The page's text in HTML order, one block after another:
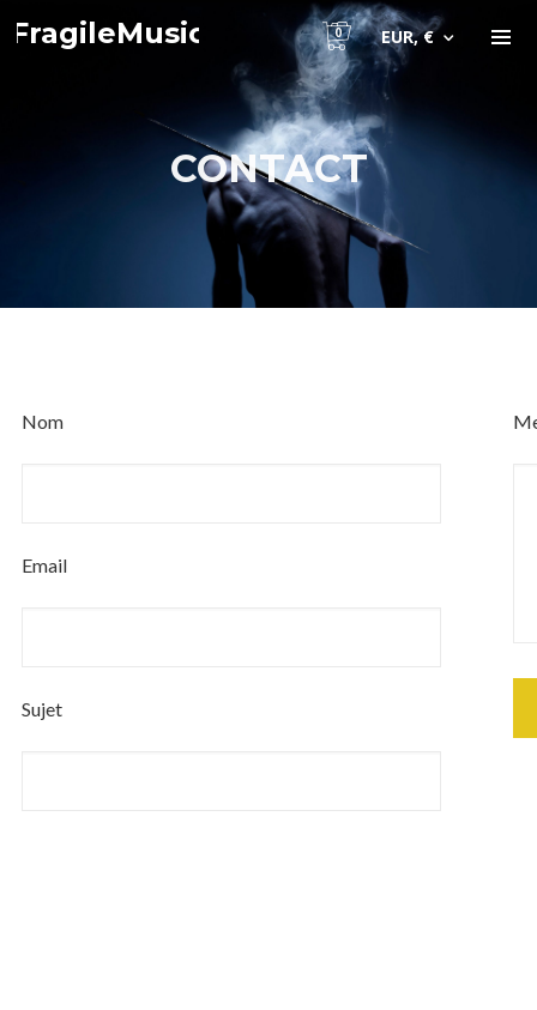
FragileMusic 0 EUR, €
CONTACT
Nom
Email
Sujet